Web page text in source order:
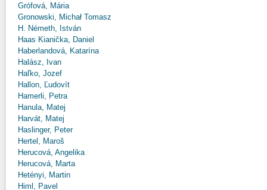
Grófová, Mária
Gronowski, Michał Tomasz
H. Németh, István
Haas Kianička, Daniel
Haberlandová, Katarína
Halász, Ivan
Haľko, Jozef
Hallon, Ľudovít
Hamerli, Petra
Hanula, Matej
Harvát, Matej
Haslinger, Peter
Hertel, Maroš
Herucová, Angelika
Herucová, Marta
Hetényi, Martin
Himl, Pavel